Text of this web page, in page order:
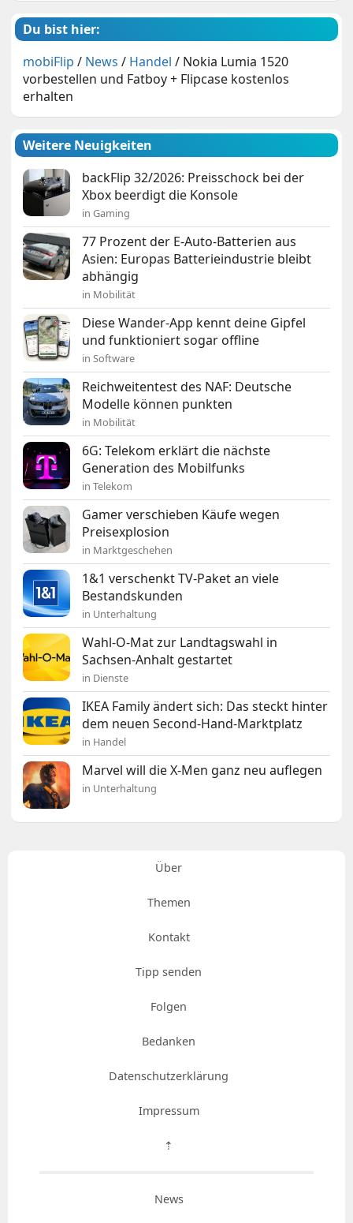
Du bist hier:
mobiFlip / News / Handel / Nokia Lumia 1520
vorbestellen und Fatboy + Flipcase kostenlos
erhalten
Weitere Neuigkeiten
backFlip 32/2026: Preisschock bei der
Xbox beerdigt die Konsole
in Gaming
77 Prozent der E-Auto-Batterien aus
Asien: Europas Batterieindustrie bleibt
abhängig
in Mobilität
Diese Wander-App kennt deine Gipfel
und funktioniert sogar offline
in Software
Reichweitentest des NAF: Deutsche
Modelle können punkten
in Mobilität
6G: Telekom erklärt die nächste
Generation des Mobilfunks
in Telekom
Gamer verschieben Käufe wegen
Preisexplosion
in Marktgeschehen
1&1 verschenkt TV-Paket an viele
Bestandskunden
in Unterhaltung
Wahl-O-Mat zur Landtagswahl in
Sachsen-Anhalt gestartet
in Dienste
IKEA Family ändert sich: Das steckt hinter
dem neuen Second-Hand-Marktplatz
in Handel
Marvel will die X-Men ganz neu auflegen
in Unterhaltung
Über
Themen
Kontakt
Tipp senden
Folgen
Bedanken
Datenschutzerklärung
Impressum
⇡
News